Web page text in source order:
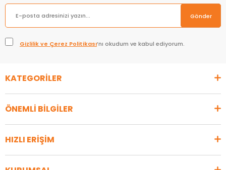
Gönder
Gizlilik ve Çerez Politikası’nı okudum ve kabul ediyorum.
KATEGORİLER
ÖNEMLİ BİLGİLER
HIZLI ERİŞİM